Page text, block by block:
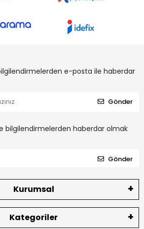
e-posta ile haberdar
Gönder
bilgilendirmelerden haberdar olmak
Gönder
Kurumsal
Kategoriler